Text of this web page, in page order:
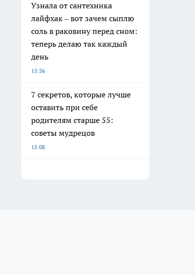
Узнала от сантехника
лайфхак – вот зачем сыплю
соль в раковину перед сном:
теперь делаю так каждый
день
15:56
7 секретов, которые лучше
оставить при себе
родителям старше 55:
советы мудрецов
15:08